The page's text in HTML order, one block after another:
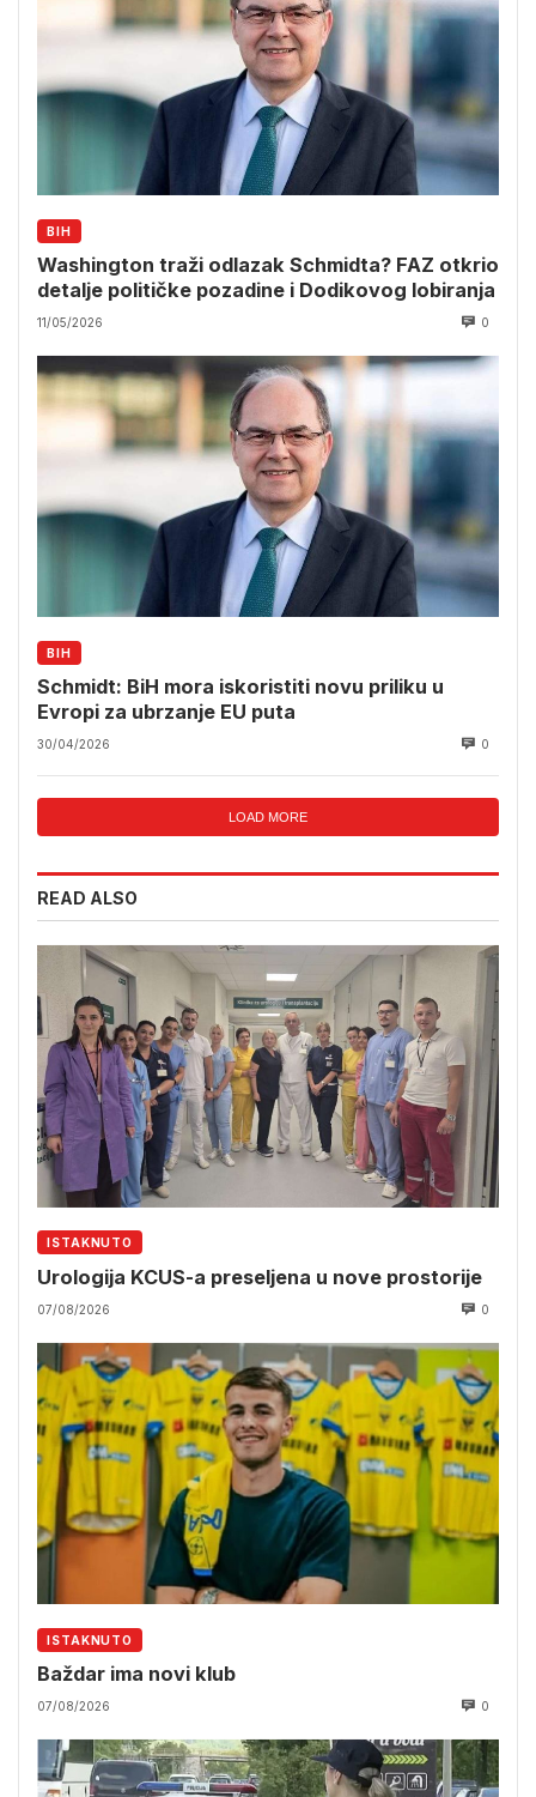
BIH
Washington traži odlazak Schmidta? FAZ otkrio
detalje političke pozadine i Dodikovog lobiranja
11/05/2026 0
BIH
Schmidt: BiH mora iskoristiti novu priliku u
Evropi za ubrzanje EU puta
30/04/2026 0
LOAD MORE
READ ALSO
ISTAKNUTO
Urologija KCUS-a preseljena u nove prostorije
07/08/2026 0
ISTAKNUTO
Baždar ima novi klub
07/08/2026 0